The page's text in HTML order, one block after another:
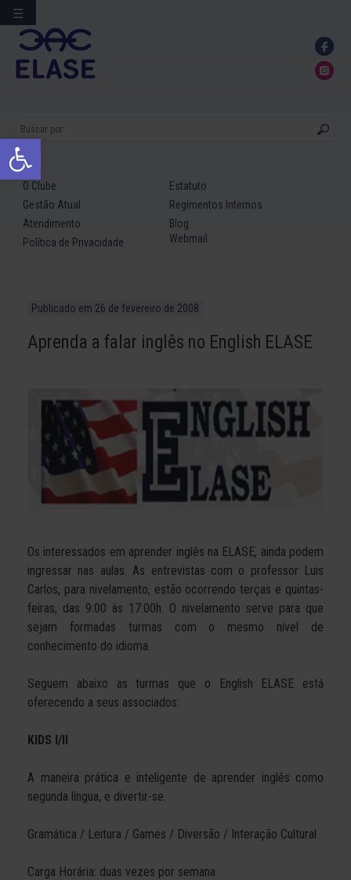
Abrir a barra de ferramentas
Ir
para
conteúdo
O Clube
Estatuto
Gestão Atual
Regimentos Internos
Atendimento
Blog
Política de Privacidade
Webmail
Publicado em 26 de fevereiro de 2008
Aprenda a falar inglês no English ELASE
Os interessados em aprender inglês na ELASE, ainda podem
ingressar nas aulas. As entrevistas com o professor Luis
Carlos, para nivelamento, estão ocorrendo terças e quintas-
feiras, das 9:00 às 17:00h. O nivelamento serve para que
sejam formadas turmas com o mesmo nível de
conhecimento do idioma.
Seguem abaixo as turmas que o English ELASE está
oferecendo a seus associados:
KIDS I/II
A maneira prática e inteligente de aprender inglês como
segunda língua, e divertir-se.
Gramática / Leitura / Games / Diversão / Interação Cultural
Carga Horária: duas vezes por semana
☰